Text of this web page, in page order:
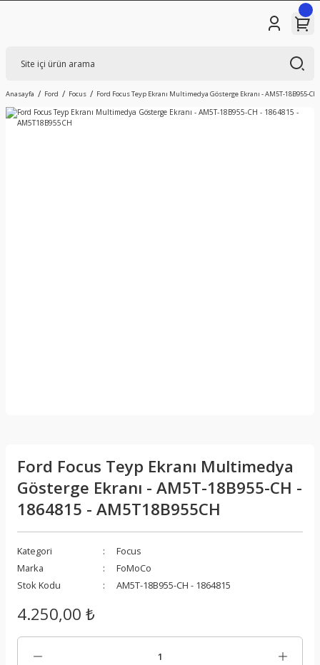
Anasayfa Ford Focus Ford Focus Teyp Ekranı Multimedya Gösterge Ekranı - AM5T-18B955-CH
Ford Focus Teyp Ekranı Multimedya
Gösterge Ekranı - AM5T-18B955-CH -
1864815 - AM5T18B955CH
Kategori
Focus
Marka
FoMoCo
Stok Kodu
AM5T-18B955-CH - 1864815
4.250,00 ₺